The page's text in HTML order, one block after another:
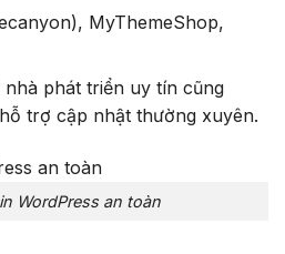
MyThemeShop,
phát triển uy tín cũng
trợ cập nhật thường xuyên.
WordPress an toàn